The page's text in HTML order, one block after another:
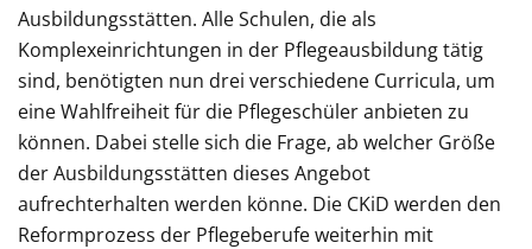
Ausbildungsstätten. Alle Schulen, die als
Komplexeinrichtungen in der Pflegeausbildung tätig
sind, benötigten nun drei verschiedene Curricula, um
eine Wahlfreiheit für die Pflegeschüler anbieten zu
können. Dabei stelle sich die Frage, ab welcher Größe
der Ausbildungsstätten dieses Angebot
aufrechterhalten werden könne. Die CKiD werden den
Reformprozess der Pflegeberufe weiterhin mit